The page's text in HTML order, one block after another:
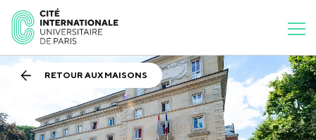
RETOUR AUX MAISONS